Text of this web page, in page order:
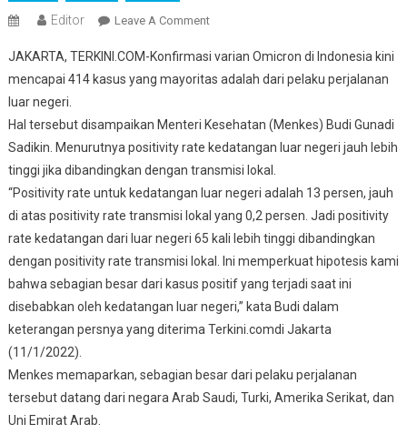
Editor Leave A CommentOn
Omicron
Di
Kini
Capai
414
Kasus
JAKARTA, TERKINI.COM-Konfirmasi varian Omicron di Indonesia kini
mencapai 414 kasus yang mayoritas adalah dari pelaku perjalanan
luar negeri.
Hal tersebut disampaikan Menteri Kesehatan (Menkes) Budi Gunadi
Sadikin. Menurutnya positivity rate kedatangan luar negeri jauh lebih
tinggi jika dibandingkan dengan transmisi lokal.
“Positivity rate untuk kedatangan luar negeri adalah 13 persen, jauh
di atas positivity rate transmisi lokal yang 0,2 persen. Jadi positivity
rate kedatangan dari luar negeri 65 kali lebih tinggi dibandingkan
dengan positivity rate transmisi lokal. Ini memperkuat hipotesis kami
bahwa sebagian besar dari kasus positif yang terjadi saat ini
disebabkan oleh kedatangan luar negeri,” kata Budi dalam
keterangan persnya yang diterima Terkini.comdi Jakarta
(11/1/2022).
Menkes memaparkan, sebagian besar dari pelaku perjalanan
tersebut datang dari negara Arab Saudi, Turki, Amerika Serikat, dan
Uni Emirat Arab.